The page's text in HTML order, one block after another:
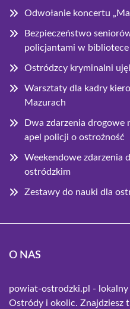
Odwołanie koncertu
Bezpieczeństwo
policjantami w bibliotece
Ostródzcy kryminalni
Warsztaty dla kadry
Mazurach
Dwa zdarzenia
apel policji o ostrożność
Weekendowe zdarzenia
ostródzkim
Zestawy do nauki dla
O NAS
powiat-ostrodzki.pl -
Ostródy i okolic. Znajdziesz